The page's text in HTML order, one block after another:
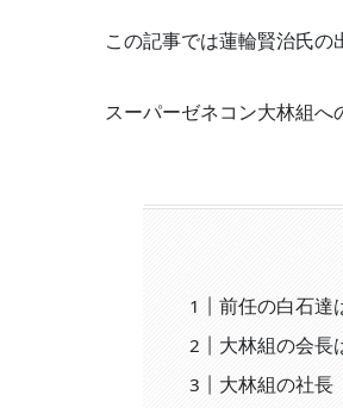
この記事では蓮輪賢治氏の
スーパーゼネコン大林組へ
前任の白石達
大林組の会長
大林組の社長